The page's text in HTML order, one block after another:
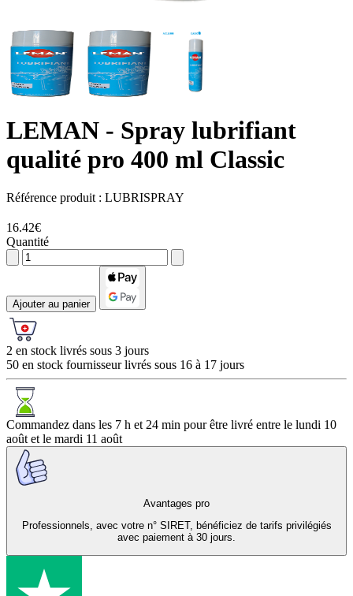
LEMAN - Spray lubrifiant
qualité pro 400 ml Classic
Référence produit : LUBRISPRAY
16.42€
Quantité
Ajouter au panier
2 en stock livrés sous 3 jours
50 en stock fournisseur livrés sous 16 à 17 jours
Commandez dans les 7 h et 24 min pour être livré entre le lundi 10
août et le mardi 11 août
Avantages pro
Professionnels, avec votre n° SIRET, bénéficiez de tarifs privilégiés
avec paiement à 30 jours.